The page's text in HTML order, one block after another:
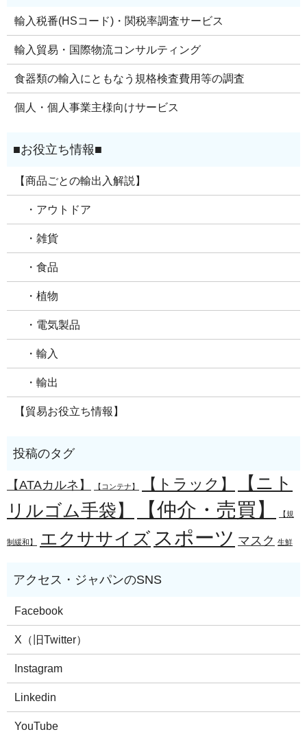
輸入税番(HSコード)・関税率調査サービス
輸入貿易・国際物流コンサルティング
食器類の輸入にともなう規格検査費用等の調査
個人・個人事業主様向けサービス
【商品ごとの輸出入解説】
・アウトドア
・雑貨
・食品
・植物
・電気製品
・輸入
・輸出
【貿易お役立ち情報】
【ATAカルネ】 【コンテナ】 【トラック】
【ニト
リルゴム手袋】
【仲介・売買】 【規
制緩和】 エクササイズ スポーツ マスク 生鮮
Facebook
X（旧Twitter）
Instagram
Linkedin
YouTube